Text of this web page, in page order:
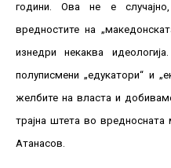
години. Ова не е
вредностите на
изнедри некаква
полуписмени „едукатори“ и
желбите на власта и
трајна штета во вредносната
Атанасов.